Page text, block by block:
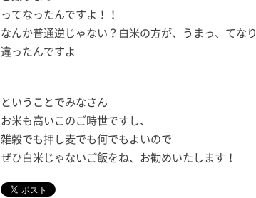
ってなったんですよ！！
なんか普通逆じゃない？白米の方が、うまっ、てな
違ったんですよ
ということでみなさん
お米も高いこのご時世ですし、
雑穀でも押し麦でも何でもよいので
ぜひ白米じゃないご飯をね、お勧めいたします！